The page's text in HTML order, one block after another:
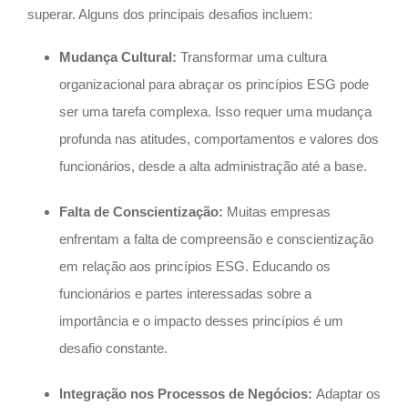
superar. Alguns dos principais desafios incluem:
Mudança Cultural: Transformar uma cultura
organizacional para abraçar os princípios ESG pode
ser uma tarefa complexa. Isso requer uma mudança
profunda nas atitudes, comportamentos e valores dos
funcionários, desde a alta administração até a base.
Falta de Conscientização: Muitas empresas
enfrentam a falta de compreensão e conscientização
em relação aos princípios ESG. Educando os
funcionários e partes interessadas sobre a
importância e o impacto desses princípios é um
desafio constante.
Integração nos Processos de Negócios: Adaptar os